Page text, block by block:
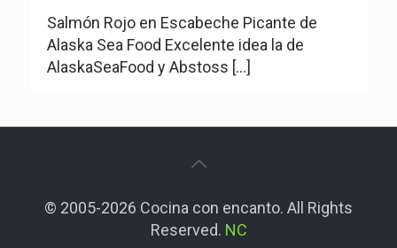
Salmón Rojo en Escabeche Picante de
Alaska Sea Food Excelente idea la de
AlaskaSeaFood y Abstoss […]
© 2005-2026 Cocina con encanto. All Rights
Reserved. NC